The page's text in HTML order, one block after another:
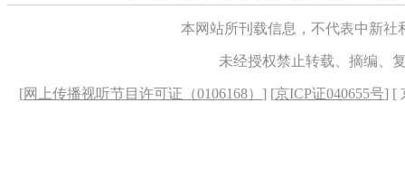
本网站所刊载信息，不代表中新
未经授权禁止转载、摘编、
[网上传播视听节目许可证（0106168） ] [京ICP证040655号] [